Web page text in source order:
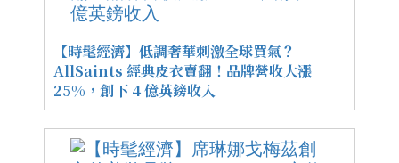
【時髦經濟】低調奢華刺激全球買氣？
AllSaints 經典皮衣賣翻！品牌營收大漲
25%，創下 4 億英鎊收入